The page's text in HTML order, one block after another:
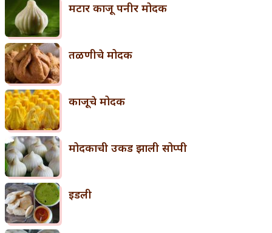
मटार काजू पनीर मोदक
तळणीचे मोदक
काजूचे मोदक
मोदकाची उकड झाली सोप्पी
इडली